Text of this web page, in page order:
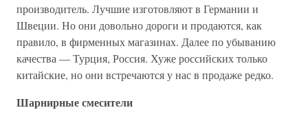
производитель. Лучшие изготовляют в Германии и
Швеции. Но они довольно дороги и продаются, как
правило, в фирменных магазинах. Далее по убыванию
качества — Турция, Россия. Хуже российских только
китайские, но они встречаются у нас в продаже редко.
Шарнирные смесители